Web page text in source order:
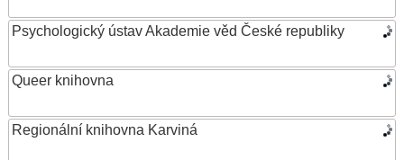
Psychologický ústav Akademie věd České republiky
Queer knihovna
Regionální knihovna Karviná